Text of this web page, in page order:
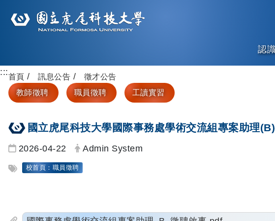
認
:::首頁 訊息公告
徵才公告
教師徵聘
職員徵聘 工讀實習
國立虎尾科技大學國際事務處學術交流組專案助理
日期：
2026-04-22 發布者：
Admin System
標籤：
校首頁：職員徵聘